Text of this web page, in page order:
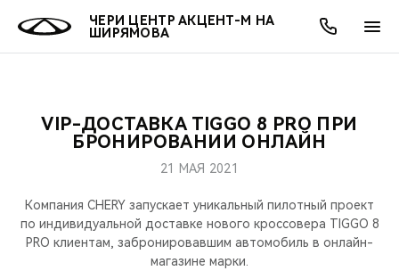
ЧЕРИ ЦЕНТР АКЦЕНТ-М НА
ШИРЯМОВА
МОДЕЛИ
КРОССОВЕРЫ
ПОКУПАТЕЛЯМ
КРЕДИТ И СТРАХОВАНИЕ
ВЛАДЕЛЬЦАМ
ЗАПЧАСТИ И АКСЕССУАРЫ
МИР CHERY
О БРЕНДЕ
АКЦИИ
ОНЛАЙН СЕРВИСЫ
КРЕДИТ
О КОМПАНИИ
МЫ В СОЦСЕТЯХ
VIP-ДОСТАВКА TIGGO 8 PRO ПРИ
БРОНИРОВАНИИ ОНЛАЙН
21 МАЯ 2021
Компания CHERY запускает уникальный пилотный проект
по индивидуальной доставке нового кроссовера TIGGO 8
PRO клиентам, забронировавшим автомобиль в онлайн-
магазине марки.